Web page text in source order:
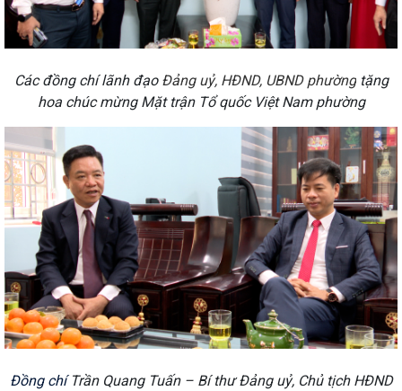
Các đồng chí lãnh đạo Đảng uỷ, HĐND, UBND phườngtặng
hoa chúc mừng Mặt trận Tổ quốc Việt Nam phường
Đồng chí Trần Quang Tuấn – Bí thư Đảng uỷ, Chủ tịch HĐND